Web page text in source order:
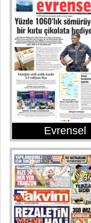
Evrensel